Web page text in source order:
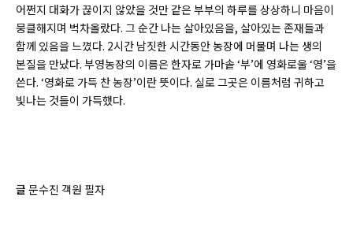
어쩐지 대화가 끊이지 않았을 것만 같은 부부의 하루를 상상하니 마음이
뭉클해지며 벅차올랐다. 그 순간 나는 살아있음을, 살아있는 존재들과
함께 있음을 느꼈다. 2시간 남짓한 시간동안 농장에 머물며 나는 생의
본질을 만났다. 부영농장의 이름은 한자로 가마솥 ‘부’에 영화로울 ‘영’을
쓴다. ‘영화로 가득 찬 농장’이란 뜻이다. 실로 그곳은 이름처럼 귀하고
빛나는 것들이 가득했다.
글 문수진 객원 필자